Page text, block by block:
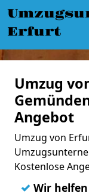
Erfurt
Umzug
Angebot
Umzug von
Kostenlose
✓ Wir